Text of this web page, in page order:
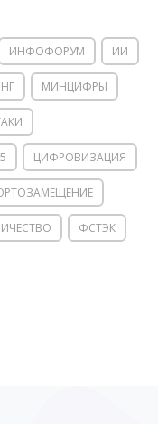
ИНФОФОРУМ ИИ
МИНЦИФРЫ
ЦИФРОВИЗАЦИЯ
ФСТЭК